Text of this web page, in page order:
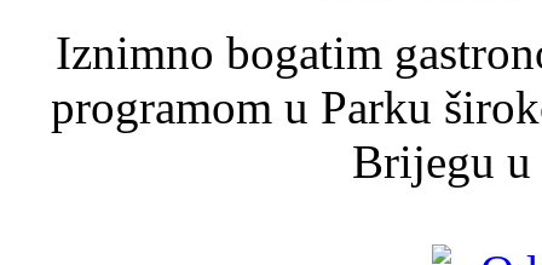
Iznimno bogatim
programom u Parku
Brijegu u